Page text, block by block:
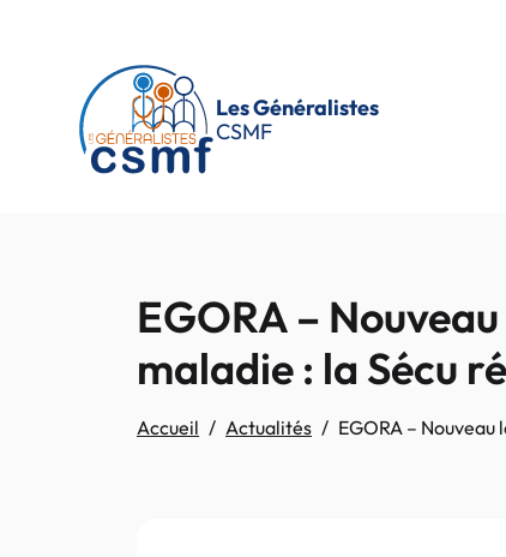
Les Généralistes
CSMF
EGORA –
maladie : la Sécu
Accueil Actualités EGORA –